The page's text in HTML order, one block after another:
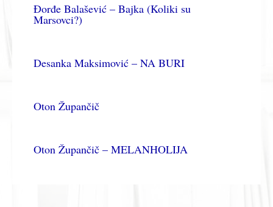
Đorđe Balašević – Bajka (Koliki su
Marsovci?)
Desanka Maksimović – NA BURI
Oton Župančič
Oton Župančič – MELANHOLIJA